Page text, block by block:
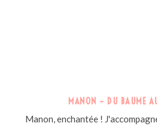
MANON – DU BAUME
Manon, enchantée !